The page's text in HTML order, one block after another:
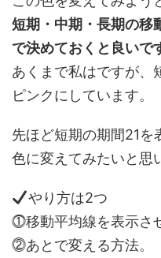
短期・中期・長期の移
で決めておくと良いで
あくまで私はですが、
ピンクにしています。
先ほど短期の期間21を
色に変えてみたいと思
やり方は2つ
⓵移動平均線を表示さ
⓶あとで変える方法。